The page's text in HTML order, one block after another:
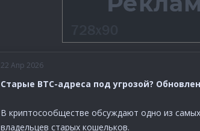
22 Апр 2026
Старые BTC-адреса под угрозой?
В криптосообществе обсуждают одно из
владельцев старых кошельков.